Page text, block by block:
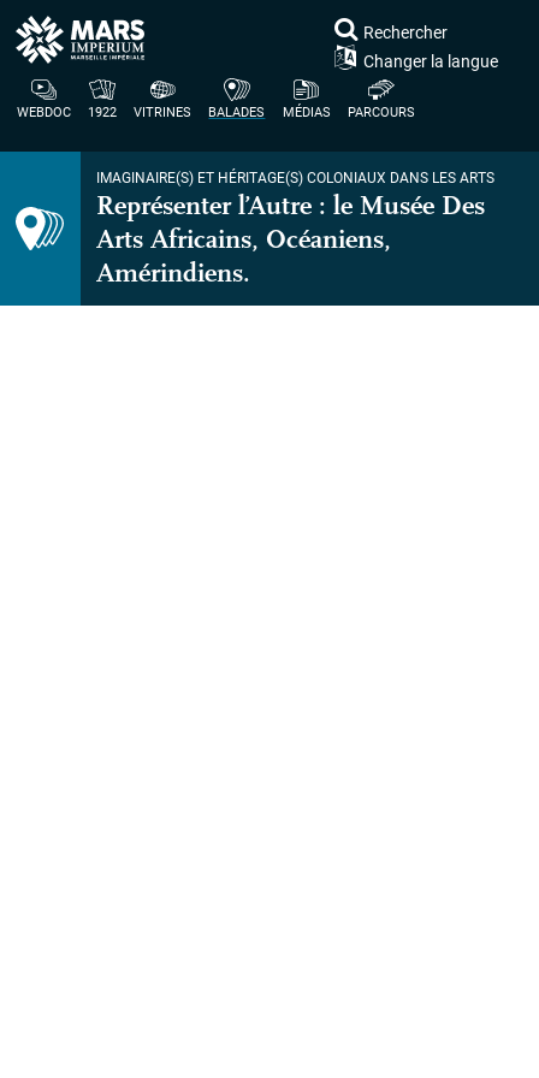
WEBDOC 1922 VITRINES BALADES MÉDIAS PARCOURS
Rechercher
Changer la langue
IMAGINAIRE(S) ET HÉRITAGE(S) COLONIAUX DANS LES ARTS
Représenter l’Autre : le Musée Des
Arts Africains, Océaniens,
Amérindiens.